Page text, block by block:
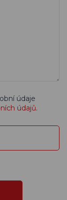
údaje
údajů.